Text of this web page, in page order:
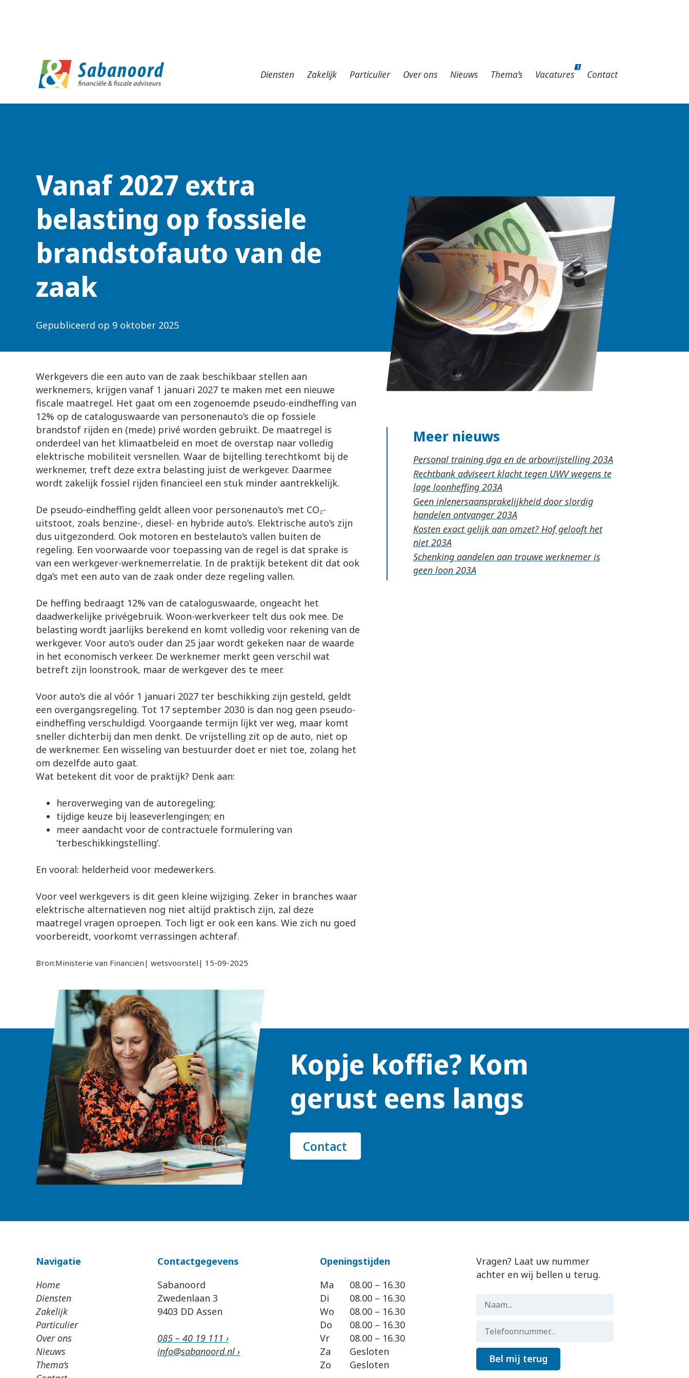
Diensten Zakelijk Particulier Over ons Nieuws Thema’s Vacatures
1
Contact
Vanaf 2027 extra
belasting op fossiele
brandstofauto van de
zaak
Gepubliceerd op 9 oktober 2025
Werkgevers die een auto van de zaak beschikbaar stellen aan
werknemers, krijgen vanaf 1 januari 2027 te maken met een nieuwe
fiscale maatregel. Het gaat om een zogenoemde pseudo-eindheffing van
12% op de cataloguswaarde van personenauto’s die op fossiele
brandstof rijden en (mede) privé worden gebruikt. De maatregel is
onderdeel van het klimaatbeleid en moet de overstap naar volledig
elektrische mobiliteit versnellen. Waar de bijtelling terechtkomt bij de
werknemer, treft deze extra belasting juist de werkgever. Daarmee
wordt zakelijk fossiel rijden financieel een stuk minder aantrekkelijk.
De pseudo-eindheffing geldt alleen voor personenauto’s met CO₂-
uitstoot, zoals benzine-, diesel- en hybride auto’s. Elektrische auto’s zijn
dus uitgezonderd. Ook motoren en bestelauto’s vallen buiten de
regeling. Een voorwaarde voor toepassing van de regel is dat sprake is
van een werkgever-werknemerrelatie. In de praktijk betekent dit dat ook
dga’s met een auto van de zaak onder deze regeling vallen.
De heffing bedraagt 12% van de cataloguswaarde, ongeacht het
daadwerkelijke privégebruik. Woon-werkverkeer telt dus ook mee. De
belasting wordt jaarlijks berekend en komt volledig voor rekening van de
werkgever. Voor auto’s ouder dan 25 jaar wordt gekeken naar de waarde
in het economisch verkeer. De werknemer merkt geen verschil wat
betreft zijn loonstrook, maar de werkgever des te meer.
Voor auto’s die al vóór 1 januari 2027 ter beschikking zijn gesteld, geldt
een overgangsregeling. Tot 17 september 2030 is dan nog geen pseudo-
eindheffing verschuldigd. Voorgaande termijn lijkt ver weg, maar komt
sneller dichterbij dan men denkt. De vrijstelling zit op de auto, niet op
de werknemer. Een wisseling van bestuurder doet er niet toe, zolang het
om dezelfde auto gaat.
Wat betekent dit voor de praktijk? Denk aan:
heroverweging van de autoregeling;
tijdige keuze bij leaseverlengingen; en
meer aandacht voor de contractuele formulering van
‘terbeschikkingstelling’.
En vooral: helderheid voor medewerkers.
Voor veel werkgevers is dit geen kleine wijziging. Zeker in branches waar
elektrische alternatieven nog niet altijd praktisch zijn, zal deze
maatregel vragen oproepen. Toch ligt er ook een kans. Wie zich nu goed
voorbereidt, voorkomt verrassingen achteraf.
Bron:Ministerie van Financiën| wetsvoorstel| 15-09-2025
Meer nieuws
Personal training dga en de arbovrijstelling
Rechtbank adviseert klacht tegen UWV wegens te
lage loonheffing
Geen inlenersaansprakelijkheid door slordig
handelen ontvanger
Kosten exact gelijk aan omzet? Hof gelooft het
niet
Schenking aandelen aan trouwe werknemer is
geen loon
Kopje koffie? Kom
gerust eens langs
Contact
Navigatie
Home
Diensten
Zakelijk
Particulier
Over ons
Nieuws
Thema’s
Contactgegevens
Sabanoord
Zwedenlaan 3
9403 DD Assen
085 – 40 19 111 ›
info@sabanoord.nl ›
Openingstijden
Ma
Di
Wo
Do
Vr
Za
Zo
08.00 – 16.30
08.00 – 16.30
08.00 – 16.30
08.00 – 16.30
08.00 – 16.30
Gesloten
Gesloten
Vragen? Laat uw nummer
achter en wij bellen u terug.
Bel mij terug